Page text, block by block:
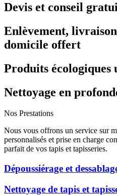
Devis et conseil
Enlèvement,
domicile offert
Produits écologiques
Nettoyage en
Nos Prestations
Nous vous offrons un service sur
personnalisés et prise en charge
parfait de vos tapis et tapisseries.
Dépoussiérage et
Nettoyage de tapis et